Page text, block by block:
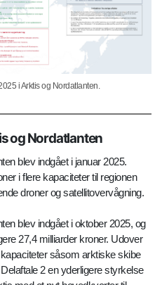
i Arktis og Nordatlanten.
og Nordatlanten
blev indgået i januar 2025.
i flere kapaciteter til regionen
droner og satellitovervågning.
blev indgået i oktober 2025, og
27,4 milliarder kroner. Udover
såsom arktiske skibe
2 en yderligere styrkelse